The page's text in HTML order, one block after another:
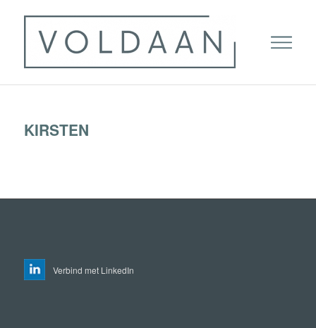
KIRSTEN
Verbind met LinkedIn